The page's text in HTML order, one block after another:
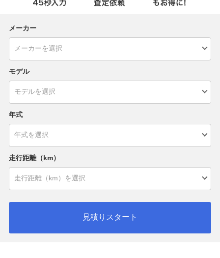
メーカー
モデル
年式
走行距離（km）
見積りスタート